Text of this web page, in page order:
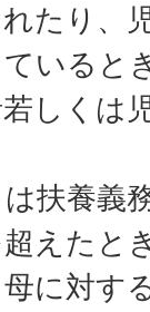
たり、
いると
しくは
扶養義
えたと
に対す